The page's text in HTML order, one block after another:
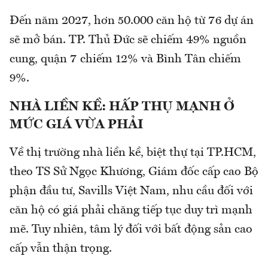
Đến năm 2027, hơn 50.000 căn hộ từ 76 dự án
sẽ mở bán. TP. Thủ Đức sẽ chiếm 49% nguồn
cung, quận 7 chiếm 12% và Bình Tân chiếm
9%.
NHÀ LIỀN KỀ: HẤP THỤ MẠNH Ở
MỨC GIÁ VỪA PHẢI
Về thị trường nhà liền kề, biệt thự tại TP.HCM,
theo TS Sử Ngọc Khương, Giám đốc cấp cao Bộ
phận đầu tư, Savills Việt Nam, nhu cầu đối với
căn hộ có giá phải chăng tiếp tục duy trì mạnh
mẽ. Tuy nhiên, tâm lý đối với bất động sản cao
cấp vẫn thận trọng.